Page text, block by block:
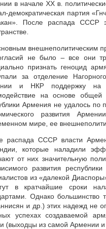
в начале ХХ в.
демократическая партия
После распада СССР
внешнеполитическим
не было – все они
признать геноцид
за отделение
и НКР поддержку на
на основе общей
Армения не удалось по
развития
мире, ее
распада СССР власти
которые наладили
от них значительную
развития
из «далекой
в кратчайшие сроки
Однако
и др.) этих надежд не
успехах создаваемой
(выходцы из самой Армении и